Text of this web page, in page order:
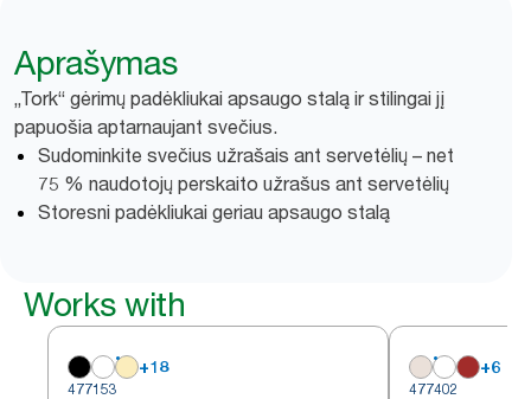
Aprašymas
„Tork“ gėrimų padėkliukai apsaugo stalą ir stilingai jį
papuošia aptarnaujant svečius.
Sudominkite svečius užrašais ant servetėlių – net
75 % naudotojų perskaito užrašus ant servetėlių
Storesni padėkliukai geriau apsaugo stalą
Works with
+18
477153
+6
477402